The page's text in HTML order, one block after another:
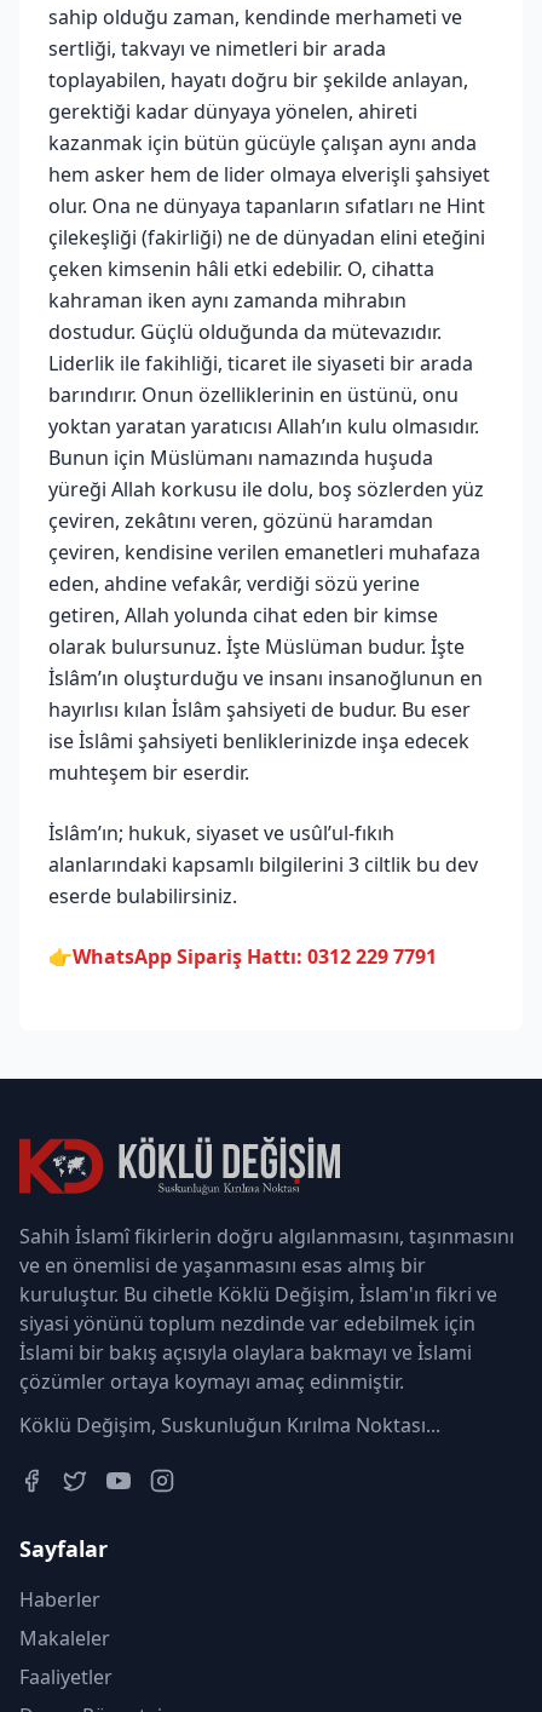
sahip olduğu zaman, kendinde merhameti ve
sertliği, takvayı ve nimetleri bir arada
toplayabilen, hayatı doğru bir şekilde anlayan,
gerektiği kadar dünyaya yönelen, ahireti
kazanmak için bütün gücüyle çalışan aynı anda
hem asker hem de lider olmaya elverişli şahsiyet
olur. Ona ne dünyaya tapanların sıfatları ne Hint
çilekeşliği (fakirliği) ne de dünyadan elini eteğini
çeken kimsenin hâli etki edebilir. O, cihatta
kahraman iken aynı zamanda mihrabın
dostudur. Güçlü olduğunda da mütevazıdır.
Liderlik ile fakihliği, ticaret ile siyaseti bir arada
barındırır. Onun özelliklerinin en üstünü, onu
yoktan yaratan yaratıcısı Allah’ın kulu olmasıdır.
Bunun için Müslümanı namazında huşuda
yüreği Allah korkusu ile dolu, boş sözlerden yüz
çeviren, zekâtını veren, gözünü haramdan
çeviren, kendisine verilen emanetleri muhafaza
eden, ahdine vefakâr, verdiği sözü yerine
getiren, Allah yolunda cihat eden bir kimse
olarak bulursunuz. İşte Müslüman budur. İşte
İslâm’ın oluşturduğu ve insanı insanoğlunun en
hayırlısı kılan İslâm şahsiyeti de budur. Bu eser
ise İslâmi şahsiyeti benliklerinizde inşa edecek
muhteşem bir eserdir.
İslâm’ın; hukuk, siyaset ve usûl’ul-fıkıh
alanlarındaki kapsamlı bilgilerini 3 ciltlik bu dev
eserde bulabilirsiniz.
👉WhatsApp Sipariş Hattı: 0312 229 7791
Sahih İslamî fikirlerin doğru algılanmasını, taşınmasını
ve en önemlisi de yaşanmasını esas almış bir
kuruluştur. Bu cihetle Köklü Değişim, İslam'ın fikri ve
siyasi yönünü toplum nezdinde var edebilmek için
İslami bir bakış açısıyla olaylara bakmayı ve İslami
çözümler ortaya koymayı amaç edinmiştir.
Köklü Değişim, Suskunluğun Kırılma Noktası...
Sayfalar
Haberler
Makaleler
Faaliyetler